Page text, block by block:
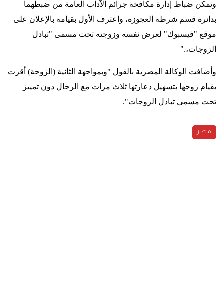
وتمكن ضباط إدارة مكافحة جرائم الآداب العامة من ضبطهما
بدائرة قسم شرطة العجوزة، واعترف الأول بقيامه بالإعلان على
موقع "فيسبوك" لعرض نفسه وزوجته تحت مسمى "تبادل
الزوجات،".
وأضافت الوكالة المصرية بالقول "وبمواجهة الثانية (الزوجة) أقرت
بقيام زوجها بتسهيل دعارتها ثلاث مرات مع الرجال دون تمييز
تحت مسمى تبادل الزوجات."
مصر